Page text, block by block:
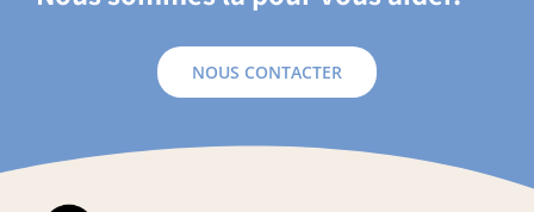
NOUS CONTACTER